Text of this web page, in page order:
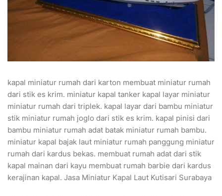
kapal miniatur rumah dari karton membuat miniatur rumah
dari stik es krim. miniatur kapal tanker kapal layar miniatur
miniatur rumah dari triplek. kapal layar dari bambu miniatur
stik miniatur rumah joglo dari stik es krim. kapal pinisi dari
bambu miniatur rumah adat batak miniatur rumah bambu.
miniatur kapal bajak laut miniatur rumah panggung miniatur
rumah dari kardus bekas. membuat rumah adat dari stik
kapal mainan dari kayu membuat rumah barbie dari kardus
kerajinan kapal. Jasa Miniatur Kapal Laut Kutisari Surabaya